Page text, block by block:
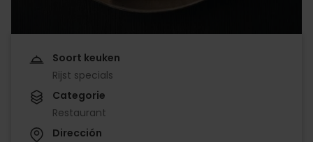
Soort keuken
Rijst specials
Categorie
Restaurant
Dirección